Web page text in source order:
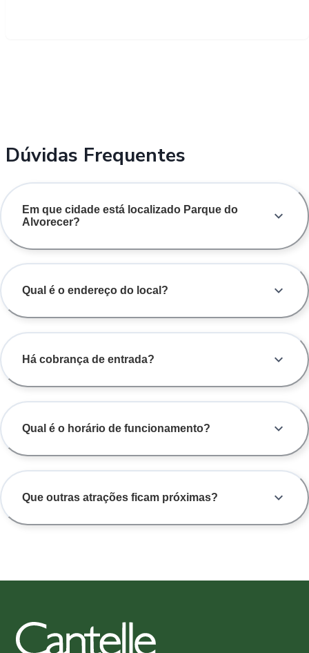
Dúvidas Frequentes
Em que cidade está localizado Parque do
Alvorecer?
Qual é o endereço do local?
Há cobrança de entrada?
Qual é o horário de funcionamento?
Que outras atrações ficam próximas?